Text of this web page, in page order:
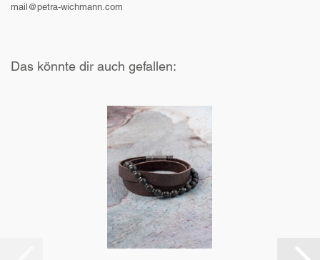
mail@petra-wichmann.com
Das könnte dir auch gefallen: